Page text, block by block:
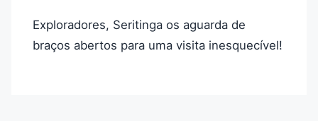
Exploradores, Seritinga os aguarda de
braços abertos para uma visita inesquecível!